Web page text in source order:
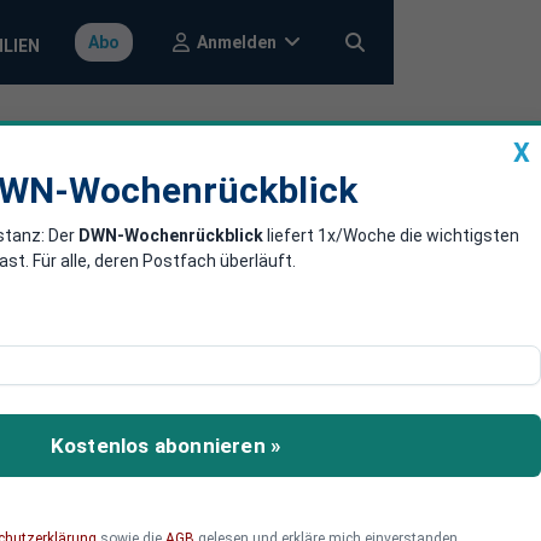
Abo Anmelden
X
Wochenrückblick
Der DWN-Wochenrückblick liefert 1x/Woche die wichtigsten
Für alle, deren Postfach überläuft.
Kostenlos abonnieren »